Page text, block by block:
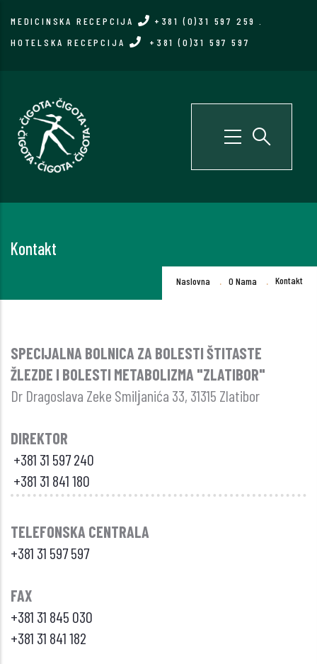
MEDICINSKA RECEPCIJA +381 (0)31 597 259
HOTELSKA RECEPCIJA
+381 (0)31 597 597
Kontakt
Breadcrumb
Naslovna . O Nama . Kontakt
SPECIJALNA BOLNICA ZA BOLESTI ŠTITASTE
ŽLEZDE I BOLESTI METABOLIZMA "ZLATIBOR"
Dr Dragoslava Zeke Smilјanića 33, 31315 Zlatibor
DIREKTOR
+381 31 597 240
+381 31 841 180
TELEFONSKA CENTRALA
+381 31 597 597
FAX
+381 31 845 030
+381 31 841 182